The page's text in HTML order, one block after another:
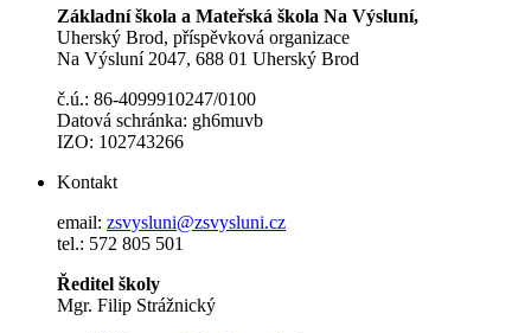
Základní škola a Mateřská škola Na Výsluní,
Uherský Brod, příspěvková organizace
Na Výsluní 2047, 688 01 Uherský Brod
č.ú.: 86-4099910247/0100
Datová schránka: gh6muvb
IZO: 102743266
Kontakt
email: zsvysluni@zsvysluni.cz
tel.: 572 805 501
Ředitel školy
Mgr. Filip Strážnický